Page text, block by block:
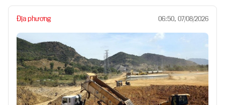
Địa phương 06:50, 07/08/2026